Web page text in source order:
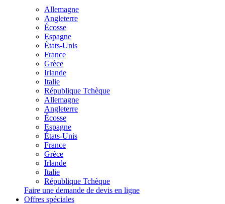
Allemagne
Angleterre
Écosse
Espagne
États-Unis
France
Grèce
Irlande
Italie
République Tchèque
Allemagne
Angleterre
Écosse
Espagne
États-Unis
France
Grèce
Irlande
Italie
République Tchèque
Faire une demande de devis en ligne
Offres spéciales